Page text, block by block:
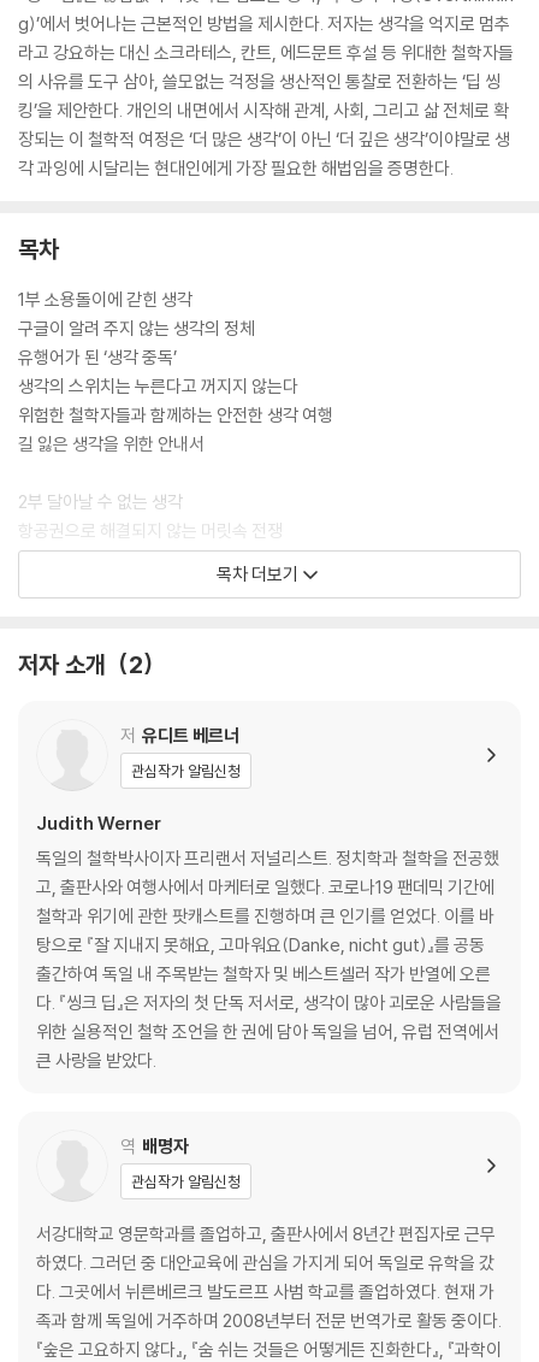
g)’에서 벗어나는 근본적인 방법을 제시한다. 저자는 생각을 억지로 멈추
라고 강요하는 대신 소크라테스, 칸트, 에드문트 후설 등 위대한 철학자들
의 사유를 도구 삼아, 쓸모없는 걱정을 생산적인 통찰로 전환하는 ‘딥 씽
킹’을 제안한다. 개인의 내면에서 시작해 관계, 사회, 그리고 삶 전체로 확
장되는 이 철학적 여정은 ‘더 많은 생각’이 아닌 ‘더 깊은 생각’이야말로 생
각 과잉에 시달리는 현대인에게 가장 필요한 해법임을 증명한다.
목차
1부 소용돌이에 갇힌 생각
구글이 알려 주지 않는 생각의 정체
유행어가 된 ‘생각 중독’
생각의 스위치는 누른다고 꺼지지 않는다
위험한 철학자들과 함께하는 안전한 생각 여행
길 잃은 생각을 위한 안내서
2부 달아날 수 없는 생각
항공권으로 해결되지 않는 머릿속 전쟁
알고리즘이 만든 가짜 안락함
생각 과잉 시대에 누군가를 사랑한다는 것
낭만주의라는 위험한 독재자
무해한 당신이 만드는 생각 지옥
그럼에도 타인으로부터 도망칠 수 없는 이유
양보라는 이름의 감옥에 갇힌 생각들
생각을 판결하는 ‘얼굴 없는 판사’
4부 더 좋은 세상을 위한 생각
불행한 사회의 분노한 사람들
무너진 공동체와 짓눌린 불안
모든 의견이 동등하다는 위험한 착각
“그냥 해!”라는 외침이 무책임한 이유
5부 삶을 완성하는 생각
아는 것이 더는 힘이 아닌 시대
알면 알수록 불안해질 수밖에 없는 이유
더 깊이 고민해야 고민해서 벗어난다
불안한 미래에 관한 아주 많은 이야기들
막연한 두려움으로 뛰어드는 법
깊은 생각이 절망을 이긴다
목차 더보기
저자 소개 2
저 유디트 베르너
관심작가 알림신청
Judith Werner
독일의 철학박사이자 프리랜서 저널리스트. 정치학과 철학을 전공했
고, 출판사와 여행사에서 마케터로 일했다. 코로나19 팬데믹 기간에
철학과 위기에 관한 팟캐스트를 진행하며 큰 인기를 얻었다. 이를 바
탕으로 『잘 지내지 못해요, 고마워요(Danke, nicht gut)』를 공동
출간하여 독일 내 주목받는 철학자 및 베스트셀러 작가 반열에 오른
다. 『씽크 딥』은 저자의 첫 단독 저서로, 생각이 많아 괴로운 사람들을
위한 실용적인 철학 조언을 한 권에 담아 독일을 넘어, 유럽 전역에서
큰 사랑을 받았다.
역 배명자
관심작가 알림신청
서강대학교 영문학과를 졸업하고, 출판사에서 8년간 편집자로 근무
하였다. 그러던 중 대안교육에 관심을 가지게 되어 독일로 유학을 갔
다. 그곳에서 뉘른베르크 발도르프 사범 학교를 졸업하였다. 현재 가
족과 함께 독일에 거주하며 2008년부터 전문 번역가로 활동 중이다.
『숲은 고요하지 않다』, 『숨 쉬는 것들은 어떻게든 진화한다』, 『과학이